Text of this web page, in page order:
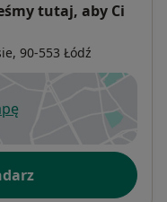
tutaj, aby Ci
, 90-553 Łódź
się w nowej karcie